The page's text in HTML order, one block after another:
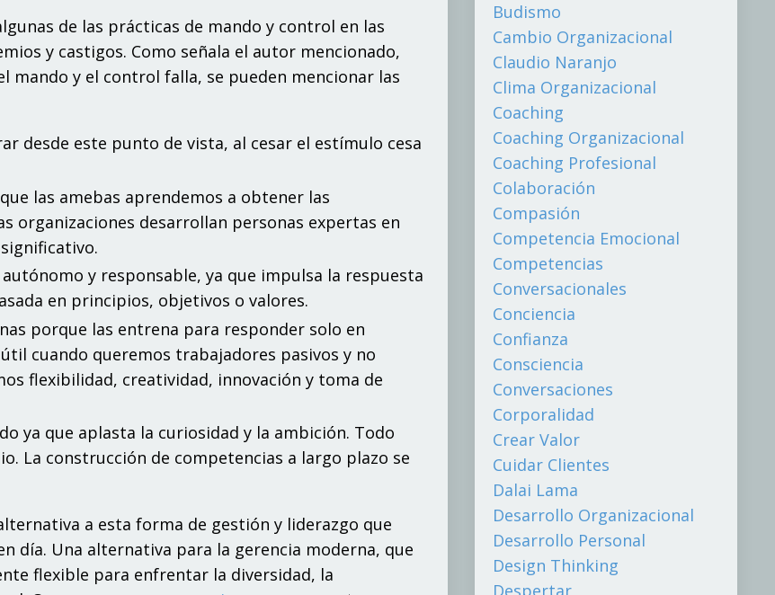
de las prácticas de mando y control en las
y castigos. Como señala el autor mencionado,
mando y el control falla, se pueden mencionar las
desde este punto de vista, al cesar el estímulo cesa
las amebas aprendemos a obtener las
organizaciones desarrollan personas expertas en
y responsable, ya que impulsa la respuesta
en principios, objetivos o valores.
porque las entrena para responder solo en
cuando queremos trabajadores pasivos y no
flexibilidad, creatividad, innovación y toma de
ya que aplasta la curiosidad y la ambición. Todo
La construcción de competencias a largo plazo se
a esta forma de gestión y liderazgo que
día. Una alternativa para la gerencia moderna, que
flexible para enfrentar la diversidad, la
Budismo
Cambio Organizacional
Claudio Naranjo
Clima Organizacional
Coaching
Coaching Organizacional
Coaching Profesional
Colaboración
Compasión
Competencia Emocional
Competencias
Conversacionales
Conciencia
Confianza
Consciencia
Conversaciones
Corporalidad
Crear Valor
Cuidar Clientes
Dalai Lama
Desarrollo Organizacional
Desarrollo Personal
Design Thinking
Despertar